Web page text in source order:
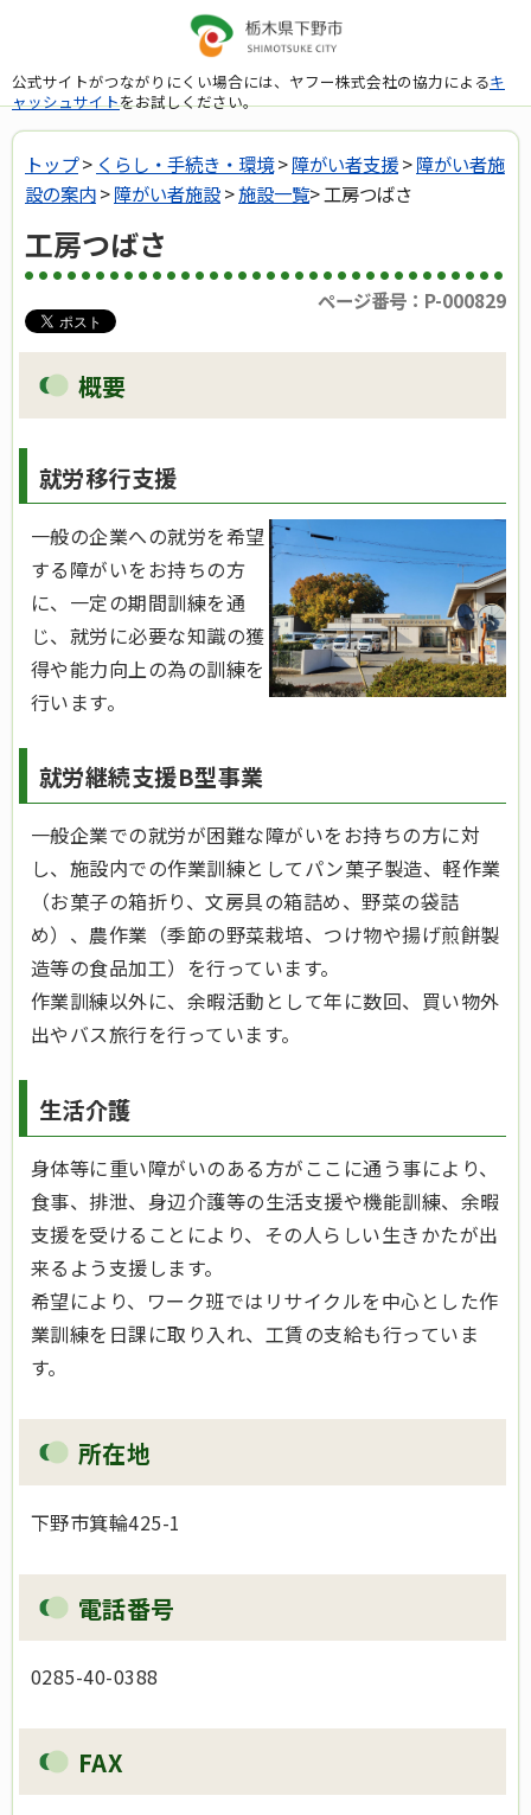
公式サイトがつながりにくい場合には、ヤフー株式会社の協力によるキ
ャッシュサイトをお試しください。
トップ> くらし・手続き・環境>障がい者支援>障がい者施
設の案内>障がい者施設>施設一覧> 工房つばさ
工房つばさ
ページ番号：P-000829
概要
就労移行支援
一般の企業への就労を希望
する障がいをお持ちの方
に、一定の期間訓練を通
じ、就労に必要な知識の獲
得や能力向上の為の訓練を
行います。
就労継続支援B型事業
一般企業での就労が困難な障がいをお持ちの方に対
し、施設内での作業訓練としてパン菓子製造、軽作業
（お菓子の箱折り、文房具の箱詰め、野菜の袋詰
め）、農作業（季節の野菜栽培、つけ物や揚げ煎餅製
造等の食品加工）を行っています。
作業訓練以外に、余暇活動として年に数回、買い物外
出やバス旅行を行っています。
生活介護
身体等に重い障がいのある方がここに通う事により、
食事、排泄、身辺介護等の生活支援や機能訓練、余暇
支援を受けることにより、その人らしい生きかたが出
来るよう支援します。
希望により、ワーク班ではリサイクルを中心とした作
業訓練を日課に取り入れ、工賃の支給も行っていま
す。
所在地
下野市箕輪425-1
電話番号
0285-40-0388
FAX